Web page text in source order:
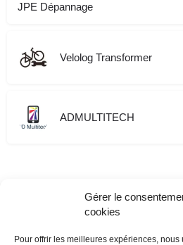
Gérer le
cookies
Pour offrir les meilleures expériences,
JPE Dépannage
Velolog Transformer
ADMULTITECH